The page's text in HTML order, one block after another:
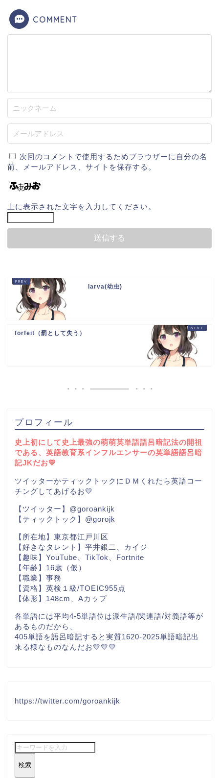
COMMENT
次回のコメントで使用するためブラウザーに自分の名
前、メールアドレス、サイトを保存する。
上に表示された文字を入力してください。
larva(幼虫)
forfeit（罰として失う）
プロフィール
史上初にして史上最強の萌萌英単語語呂暗記法の開祖
である、英語教育系インフルエンサーの英単語語呂暗
記JKだお💛
ツイッターかティックトックにＤＭくれたら英語コー
チングしてあげるお💛
【ツイッター】@goroankijk
【ティックトック】@gorojk
【所在地】東京都江戸川区
【好きなタレント】平井銀二、カイジ
【趣味】YouTube、TikTok、Fortnite
【年齢】16歳（仮）
【職業】事務
【資格】英検１級/TOEIC955点
【体形】148cm、Aカップ
各単語には平均4-5単語位は派生語/関連語/対義語等が
あるものだから、
405単語を語呂暗記すると実質1620-2025単語暗記出
来る様なものなんだお💛💛💛
https://twitter.com/goroankijk
検索